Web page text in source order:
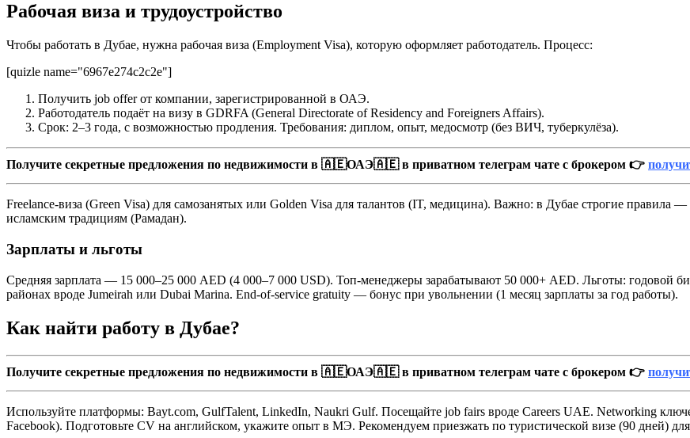
Рабочая виза и трудоустройство
Чтобы работать в Дубае, нужна рабочая виза (Employment Visa), которую оформляет работодатель. Процесс:
[quizle name="6967e274c2c2e"]
Получить job offer от компании, зарегистрированной в ОАЭ.
Работодатель подаёт на визу в GDRFA (General Directorate of Residency and Foreigners Affairs).
Срок: 2–3 года, с возможностью продления. Требования: диплом, опыт, медосмотр (без ВИЧ, туберкулёза).
Получите секретные предложения по недвижимости в 🇦🇪ОАЭ🇦🇪 в приватном телеграм чате с брокером 👉
Freelance-виза (Green Visa) для самозанятых или Golden Visa для талантов (IT, медицина). Важно: в Дубае строгие правила —
исламским традициям (Рамадан).
Зарплаты и льготы
Средняя зарплата — 15 000–25 000 AED (4 000–7 000 USD). Топ-менеджеры зарабатывают 50 000+ AED. Льготы: годовой
районах вроде Jumeirah или Dubai Marina. End-of-service gratuity — бонус при увольнении (1 месяц зарплаты за год работы).
Как найти работу в Дубае?
Получите секретные предложения по недвижимости в 🇦🇪ОАЭ🇦🇪 в приватном телеграм чате с брокером 👉
Используйте платформы: Bayt.com, GulfTalent, LinkedIn, Naukri Gulf. Посещайте job fairs вроде Careers UAE. Networking
Facebook). Подготовьте CV на английском, укажите опыт в МЭ. Рекомендуем приезжать по туристической визе (90 дней)